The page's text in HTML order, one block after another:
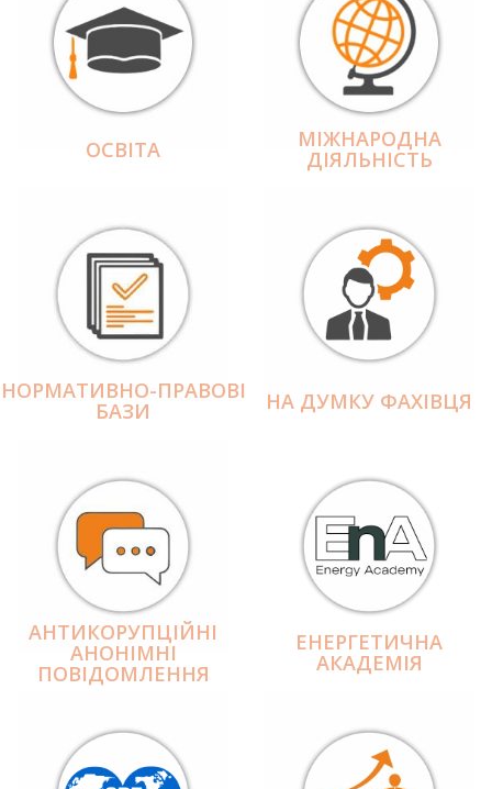
ОСВІТА МІЖНАРОДНА
ДІЯЛЬНІCТЬ
НОРМАТИВНО-ПРАВОВІ
БАЗИ НА ДУМКУ ФАХІВЦЯ
АНТИКОРУПЦІЙНІ
АНОНІМНІ
ПОВІДОМЛЕННЯ
ЕНЕРГЕТИЧНА
АКАДЕМІЯ